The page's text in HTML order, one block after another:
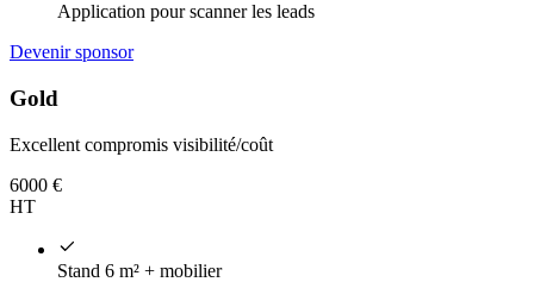
Application pour scanner les leads
Devenir sponsor
Gold
Excellent compromis visibilité/coût
6000 €
HT
Stand 6 m² + mobilier